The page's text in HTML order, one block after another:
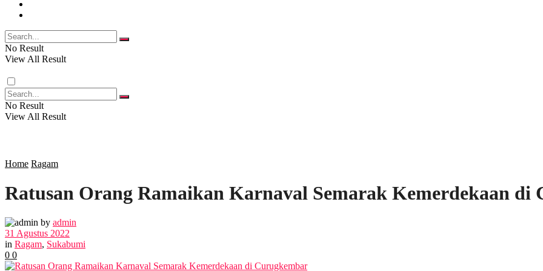
PENDIDIKAN
SOSOK
POLITIK
EKBIS
OPINI
No Result
View All Result
No Result
View All Result
Home Ragam
Ratusan Orang Ramaikan Karnaval Semarak Kemerdekaan di
by admin
31 Agustus 2022
in Ragam, Sukabumi
0 0